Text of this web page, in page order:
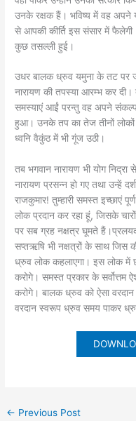
उनके रक्षक हैं। भविष्य में वह अपने
से आपकी कीर्ति इस संसार में
कुछ तसल्ली हुई।
उधर बालक ध्रुव यमुना के तट पर
नारायण की तपस्या आरम्भ कर
समस्याएं आईं परन्तु वह अपने
हुआ। उनके तप का तेज तीनों
ध्वनि वैकुंठ में भी गूंज उठी।
तब भगवान नारायण भी योग
नारायण प्रसन्न हो गए तथा उन्हें
राजकुमार! तुम्हारी समस्त इच्छाएं
लोक प्रदान कर रहा हूं, जिसके
पर सब ग्रह नक्षत्र घूमते
सप्तऋषि भी नक्षत्रों के साथ जिस
ध्रुव लोक कहलाएगा। इस लोक में
करोगे। समस्त प्रकार के सर्वोत्तम
करोगे। बालक ध्रुव को ऐसा
वरदान स्वरूप ध्रुव समय पाकर
← Previous Post